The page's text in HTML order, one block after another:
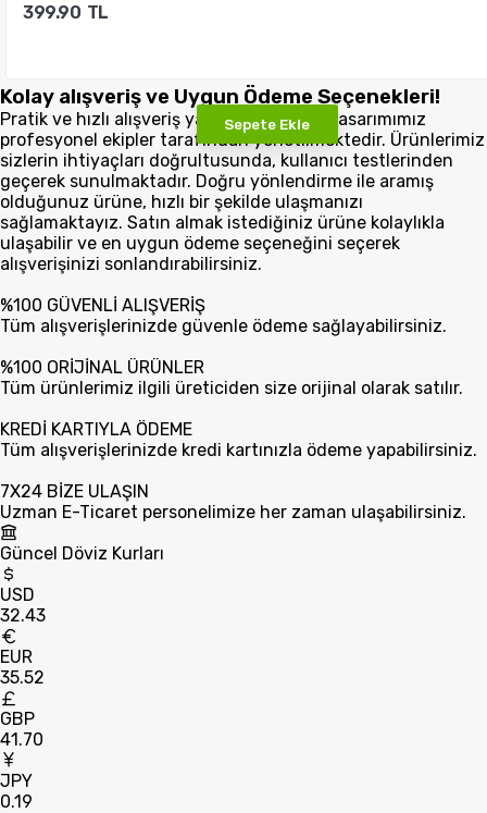
399.90 TL
Sepete Ekle
Kolay alışveriş ve Uygun Ödeme Seçenekleri!
Pratik ve hızlı alışveriş yapabilmeniz için tasarımımız
profesyonel ekipler tarafından yönetilmektedir. Ürünlerimiz
sizlerin ihtiyaçları doğrultusunda, kullanıcı testlerinden
geçerek sunulmaktadır. Doğru yönlendirme ile aramış
olduğunuz ürüne, hızlı bir şekilde ulaşmanızı
sağlamaktayız. Satın almak istediğiniz ürüne kolaylıkla
ulaşabilir ve en uygun ödeme seçeneğini seçerek
alışverişinizi sonlandırabilirsiniz.
%100 GÜVENLİ ALIŞVERİŞ
Tüm alışverişlerinizde güvenle ödeme sağlayabilirsiniz.
%100 ORİJİNAL ÜRÜNLER
Tüm ürünlerimiz ilgili üreticiden size orijinal olarak satılır.
KREDİ KARTIYLA ÖDEME
Tüm alışverişlerinizde kredi kartınızla ödeme yapabilirsiniz.
7X24 BİZE ULAŞIN
Uzman E-Ticaret personelimize her zaman ulaşabilirsiniz.
Güncel Döviz Kurları
USD
32.43
EUR
35.52
GBP
41.70
JPY
0.19